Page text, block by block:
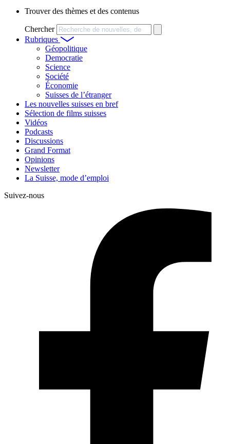
Trouver des thèmes et des contenus
Chercher
Rubriques
Géopolitique
Democratie
Science
Société
Économie
Suisses de l’étranger
Les nouvelles suisses en bref
Sélection de films suisses
Vidéos
Podcasts
Discussions
Grand Format
Opinions
Newsletter
La Suisse, mode d’emploi
Suivez-nous